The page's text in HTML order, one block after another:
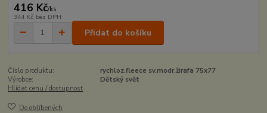
416 Kč/ks
344 Kč bez DPH
Přidat do košíku
Číslo produktu:
rychloz.fleece sv.modr.žirafa 75x77
Výrobce:
Dětský svět
Hlídat cenu / dostupnost
Do oblíbených